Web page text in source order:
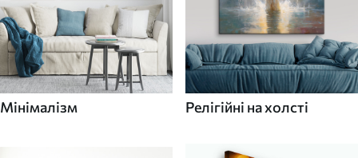
Мінімалізм Релігійні на холсті